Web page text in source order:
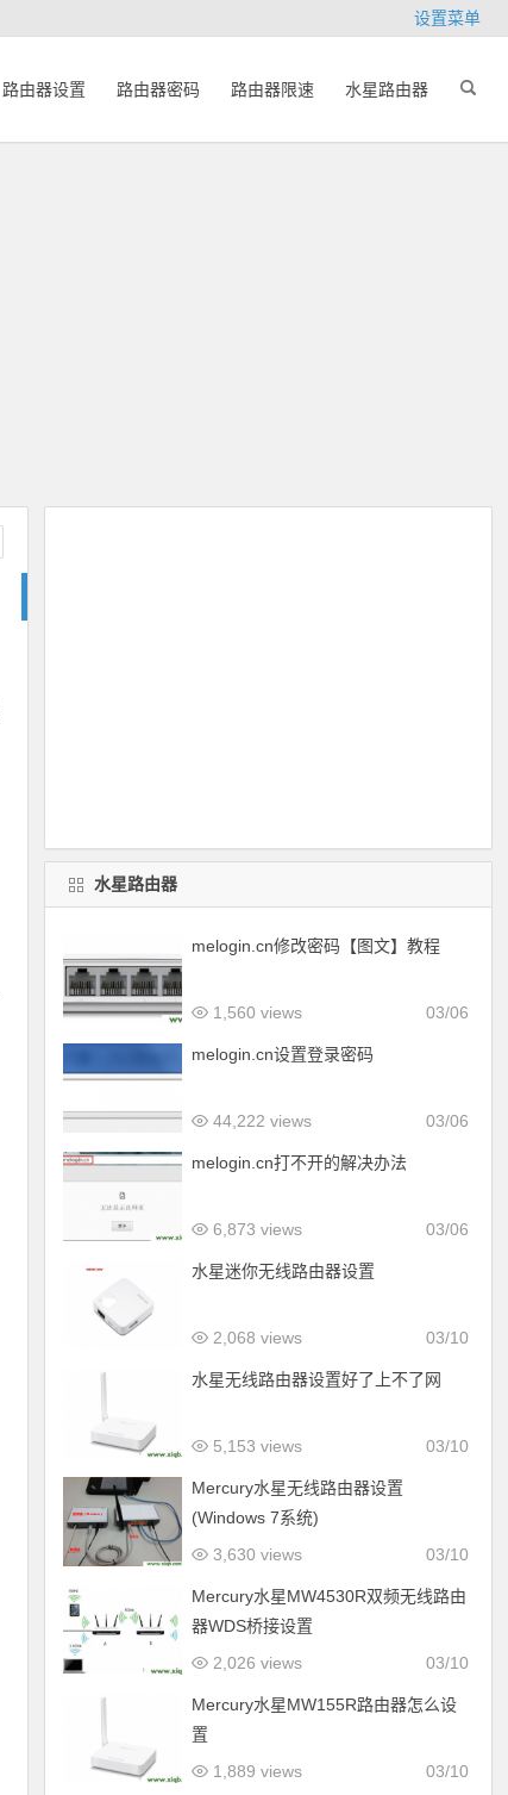
设置菜单
路由器设置 路由器密码 路由器限速 水星路由器
水星路由器
melogin.cn修改密码【图文】教程
03/06
1,560 views
melogin.cn设置登录密码
03/06
44,222 views
melogin.cn打不开的解决办法
03/06
6,873 views
水星迷你无线路由器设置
03/10
2,068 views
水星无线路由器设置好了上不了网
03/10
5,153 views
Mercury水星无线路由器设置
(Windows 7系统)
03/10
3,630 views
Mercury水星MW4530R双频无线路由
器WDS桥接设置
03/10
2,026 views
Mercury水星MW155R路由器怎么设
置
03/10
1,889 views